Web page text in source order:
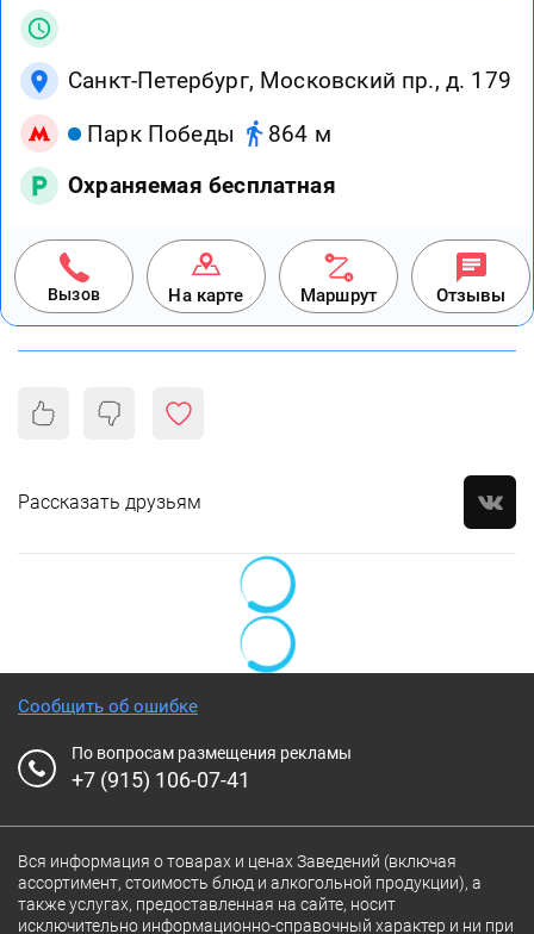
Санкт-Петербург, Московский пр., д. 179
Парк Победы
864 м
Охраняемая бесплатная
Вызов На карте Маршрут Отзывы
Рассказать друзьям
Сообщить об ошибке
По вопросам размещения рекламы
+7 (915) 106-07-41
Вся информация о товарах и ценах Заведений (включая
ассортимент, стоимость блюд и алкогольной продукции), а
также услугах, предоставленная на сайте, носит
исключительно информационно-справочный характер и ни при